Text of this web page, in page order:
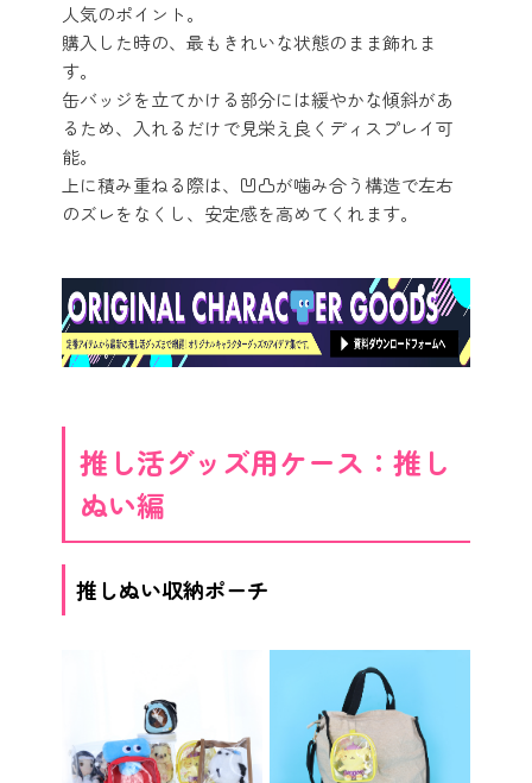
人気のポイント。
購入した時の、最もきれいな状態のまま飾れま
す。
缶バッジを立てかける部分には緩やかな傾斜があ
るため、入れるだけで見栄え良くディスプレイ可
能。
上に積み重ねる際は、凹凸が噛み合う構造で左右
のズレをなくし、安定感を高めてくれます。
推し活グッズ用ケース：推し
ぬい編
推しぬい収納ポーチ